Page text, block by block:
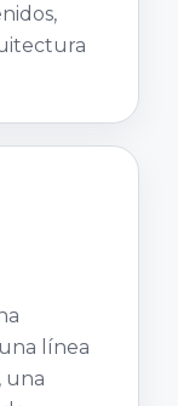
línea
una